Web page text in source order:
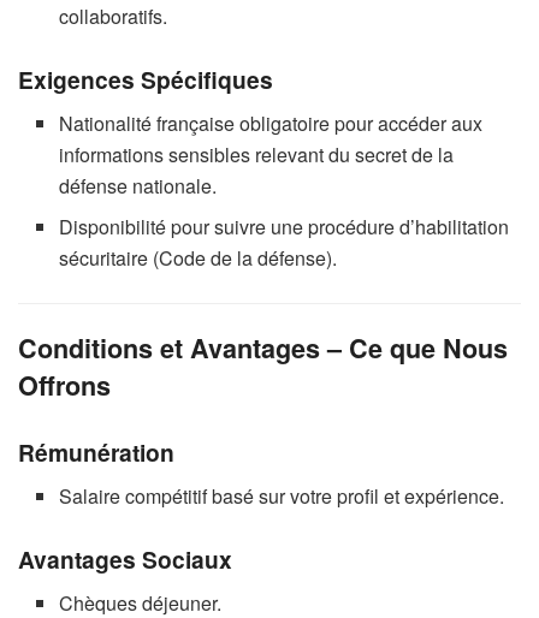
collaboratifs.
Exigences Spécifiques
Nationalité française obligatoire pour accéder aux
informations sensibles relevant du secret de la
défense nationale.
Disponibilité pour suivre une procédure d’habilitation
sécuritaire (Code de la défense).
Conditions et Avantages – Ce que Nous
Offrons
Rémunération
Salaire compétitif basé sur votre profil et expérience.
Avantages Sociaux
Chèques déjeuner.